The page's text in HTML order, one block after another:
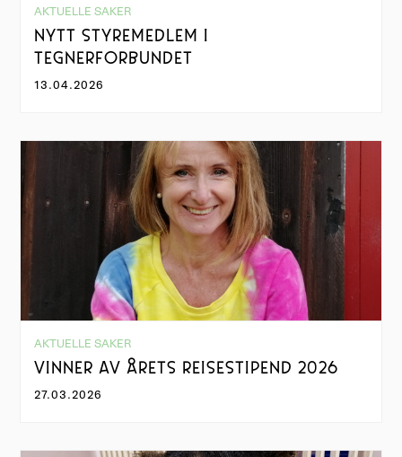
AKTUELLE SAKER
NYTT STYREMEDLEM I
TEGNERFORBUNDET
13.04.2026
AKTUELLE SAKER
VINNER AV ÅRETS REISESTIPEND 2026
27.03.2026